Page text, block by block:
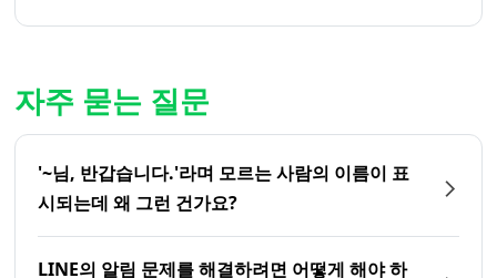
자주 묻는 질문
'~님, 반갑습니다.'라며 모르는 사람의 이름이 표
시되는데 왜 그런 건가요?
LINE의 알림 문제를 해결하려면 어떻게 해야 하